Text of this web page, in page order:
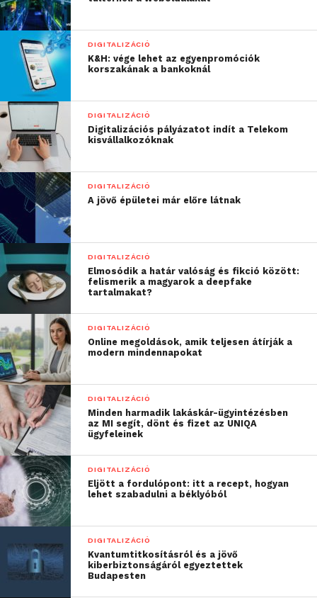
DIGITALIZÁCIÓ
K&H: vége lehet az egyenpromóciók
korszakának a bankoknál
DIGITALIZÁCIÓ
Digitalizációs pályázatot indít a Telekom
kisvállalkozóknak
DIGITALIZÁCIÓ
A jövő épületei már előre látnak
DIGITALIZÁCIÓ
Elmosódik a határ valóság és fikció között:
felismerik a magyarok a deepfake
tartalmakat?
DIGITALIZÁCIÓ
Online megoldások, amik teljesen átírják a
modern mindennapokat
DIGITALIZÁCIÓ
Minden harmadik lakáskár-ügyintézésben
az MI segít, dönt és fizet az UNIQA
ügyfeleinek
DIGITALIZÁCIÓ
Eljött a fordulópont: itt a recept, hogyan
lehet szabadulni a béklyóból
DIGITALIZÁCIÓ
Kvantumtitkosításról és a jövő
kiberbiztonságáról egyeztettek
Budapesten